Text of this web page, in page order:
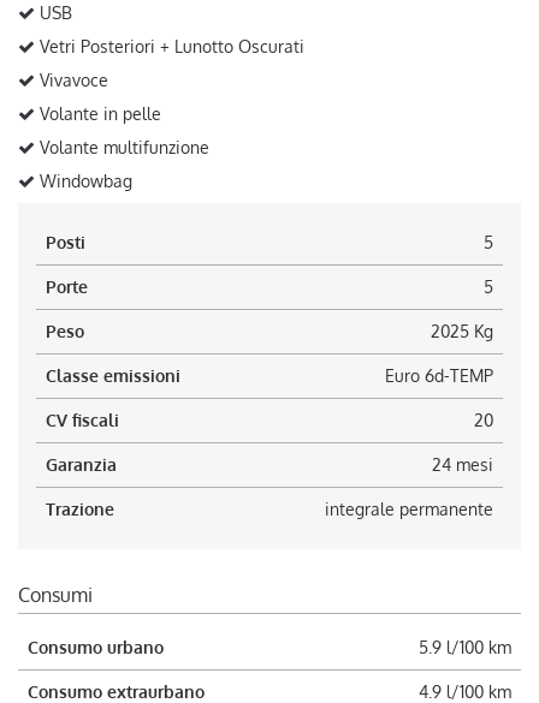
USB
Vetri Posteriori + Lunotto Oscurati
Vivavoce
Volante in pelle
Volante multifunzione
Windowbag
Posti 5
Porte 5
Peso 2025 Kg
Classe emissioni Euro 6d-TEMP
CV fiscali 20
Garanzia 24 mesi
Trazione integrale permanente
Consumi
Consumo urbano 5.9 l/100 km
Consumo extraurbano 4.9 l/100 km